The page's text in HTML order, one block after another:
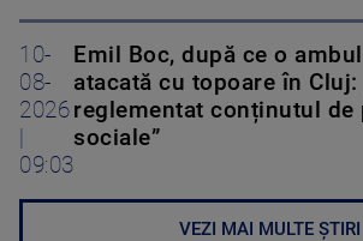
10-
08-
2026
09:03
Emil Boc, după ce o
atacată cu topoare în Cluj:
reglementat conținutul de
sociale”
VEZI MAI MULTE ȘTIRI